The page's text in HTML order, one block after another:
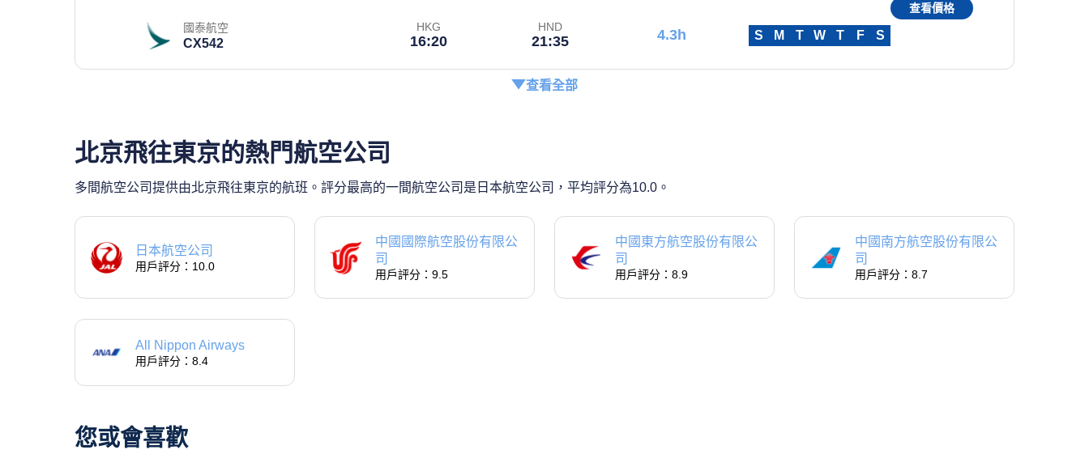
國泰航空
CX542
HKG
16:20
HND
21:35 4.3h S M T W T F S
查看價格
查看全部
北京飛往東京的熱門航空公司
多間航空公司提供由北京飛往東京的航班。評分最高的一間航空公司是日本航空公司，平均評分為10.0。
日本航空公司
用戶評分：10.0
中國國際航空股份有限公
司
用戶評分：9.5
中國東方航空股份有限公
司
用戶評分：8.9
中國南方航空股份有限公
司
用戶評分：8.7
All Nippon Airways
用戶評分：8.4
您或會喜歡